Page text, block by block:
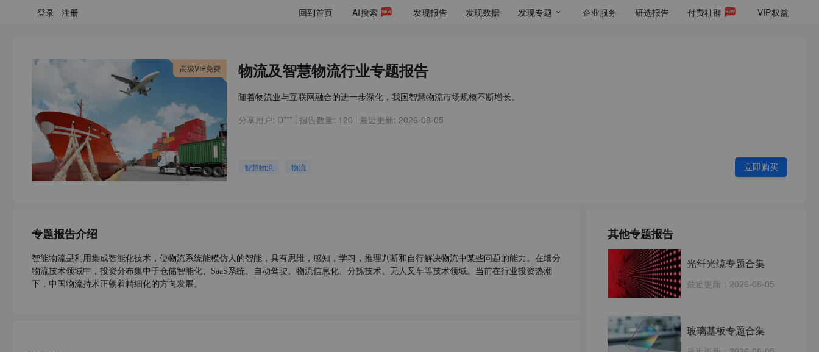
登录 注册 回到首页 AI搜索 发现报告 发现数据 发现专题 企业服务 研选报告 付费社群 VIP权益
高级VIP免费 物流及智慧物流行业专题报告
随着物流业与互联网融合的进一步深化，我国智慧物流市场规模不断增长。
分享用户: D*** 报告数量: 120 最近更新: 2026-08-05
智慧物流 物流 立即购买
专题报告介绍
智能物流是利用集成智能化技术，使物流系统能模仿人的智能，具有思维，感知，学习，推理判断和自行解决物流中某些问题的能力。在细分
物流技术领域中，投资分布集中于仓储智能化、SaaS系统、自动驾驶、物流信息化、分拣技术、无人叉车等技术领域。当前在行业投资热潮
下，中国物流持术正朝着精细化的方向发展。
其他专题报告
光纤光缆专题合集
最近更新： 2026-08-05
玻璃基板专题合集